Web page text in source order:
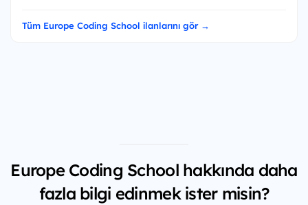
Tüm Europe Coding School ilanlarını gör →
Europe Coding School hakkında daha
fazla bilgi edinmek ister misin?